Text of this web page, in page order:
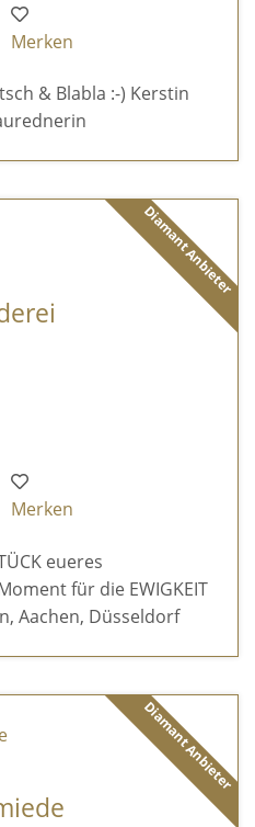
Merken
& Blabla :-) Kerstin
Diamant Anbieter
Merken
eueres
für die EWIGKEIT
Aachen, Düsseldorf
Diamant Anbieter